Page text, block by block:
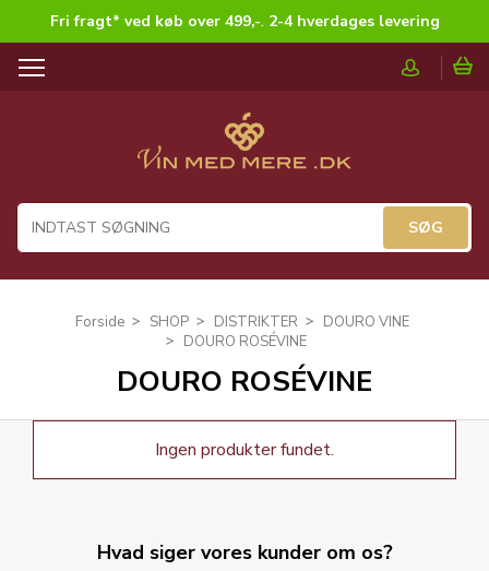
Fri fragt* ved køb over 499,-. 2-4 hverdages levering
T
a
i
Forside SHOP DISTRIKTER
DOURO VINE
DOURO ROSÉVINE
DOURO ROSÉVINE
Ingen produkter fundet.
Hvad siger vores kunder om os?